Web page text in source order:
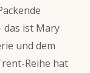
das ist Mary
und dem
Reihe hat